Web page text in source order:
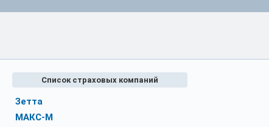
Список страховых компаний
Зетта
МАКС-М